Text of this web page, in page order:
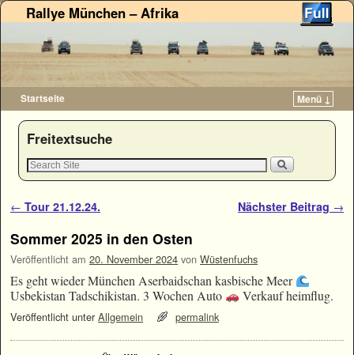
Rallye München – Afrika
Startseite Menü ↓
Zum Inhalt wechseln
Zum sekundären Inhalt wechseln
Freitextsuche
Artikelnavigation
← Tour 21.12.24. Nächster Beitrag →
Sommer 2025 in den Osten
Veröffentlicht am 20. November 2024 von Wüstenfuchs
Es geht wieder München Aserbaidschan kasbische Meer
Usbekistan Tadschikistan. 3 Wochen Auto
Verkauf heimflug.
Veröffentlicht unter Allgemein permalink